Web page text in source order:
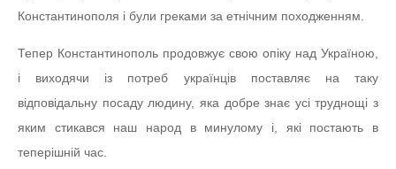
Константинополя і були греками за етнічним походженням.
Тепер Константинополь продовжує свою опіку над Україною,
і виходячи із потреб українців поставляє на таку
відповідальну посаду людину, яка добре знає усі труднощі з
яким стикався наш народ в минулому і, які постають в
теперішній час.